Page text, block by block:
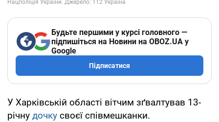
Будьте першими у курсі головного —
підпишіться на Новини на OBOZ.UA у
Google
Підписатися
У Харківській області вітчим зґвалтував 13-
річну дочку своєї співмешканки.